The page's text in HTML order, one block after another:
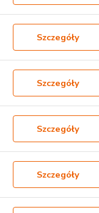
Szczegóły
Szczegóły
Szczegóły
Szczegóły